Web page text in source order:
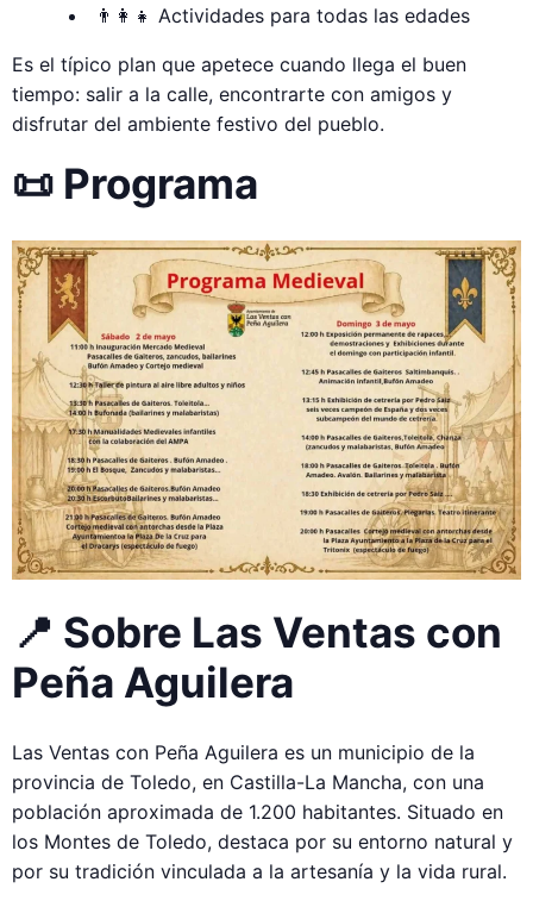
👨‍👩‍👧 Actividades para todas las edades
Es el típico plan que apetece cuando llega el buen
tiempo: salir a la calle, encontrarte con amigos y
disfrutar del ambiente festivo del pueblo.
📜 Programa
📍 Sobre Las Ventas con
Peña Aguilera
Las Ventas con Peña Aguilera es un municipio de la
provincia de Toledo, en Castilla-La Mancha, con una
población aproximada de 1.200 habitantes. Situado en
los Montes de Toledo, destaca por su entorno natural y
por su tradición vinculada a la artesanía y la vida rural.